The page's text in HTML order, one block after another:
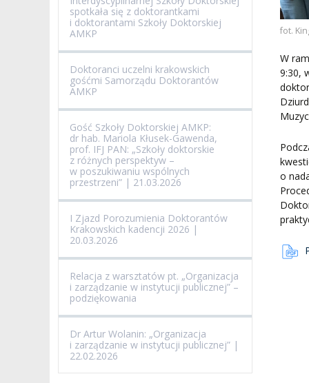
BRANDBOOK
DOSTĘPNOŚĆ
PENDERECKI ACADEMY
DOM STUDENCKI
spotkała się z doktorantkami
i doktorantami Szkoły Doktorskiej
AMKP
Doktoranci uczelni krakowskich
gośćmi Samorządu Doktorantów
AMKP
Gość Szkoły Doktorskiej AMKP:
dr hab. Mariola Kłusek-Gawenda,
prof. IFJ PAN: „Szkoły doktorskie
z różnych perspektyw –
w poszukiwaniu wspólnych
przestrzeni” | 21.03.2026
I Zjazd Porozumienia Doktorantów
Krakowskich kadencji 2026 |
20.03.2026
Relacja z warsztatów pt. „Organizacja
i zarządzanie w instytucji publicznej” –
podziękowania
Dr Artur Wolanin: „Organizacja
i zarządzanie w instytucji publicznej” |
22.02.2026
fot.
W
9:30,
o